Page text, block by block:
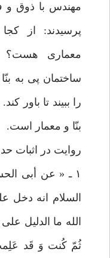
مهندس با ذوق و
پرسیدند: از
معماری هست؟
ساختمان پی به
را ببیند تا باور
بنّا و معمار است.
روایت در اثبات
۱ ـ « عن أبی
السلام انه دخل
الله ما الدلیل
ثُمّ کُنت وَ قَد